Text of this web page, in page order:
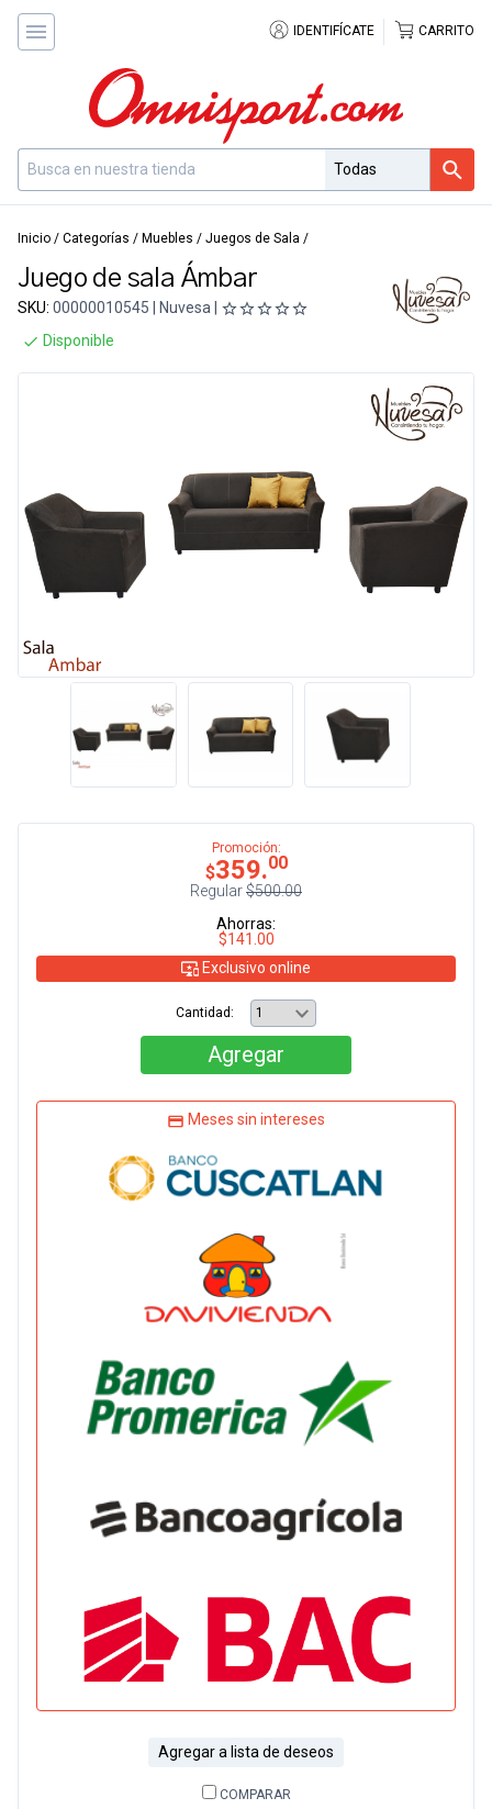
IDENTIFÍCATE CARRITO
Inicio / Categorías / Muebles / Juegos de Sala /
Juego de sala Ámbar
SKU: 00000010545 | Nuvesa |
Disponible
Promoción:
$359.00
Regular$500.00
Ahorras:
$141.00
Exclusivo online
Cantidad:
Agregar
Meses sin intereses
Agregar a lista de deseos
COMPARAR